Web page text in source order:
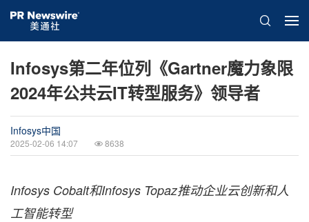
Infosys第二年位列《Gartner魔力象限
2024年公共云IT转型服务》领导者
Infosys中国
2025-02-06 14:07 8638
Infosys Cobalt和Infosys Topaz推动企业云创新和人
工智能转型